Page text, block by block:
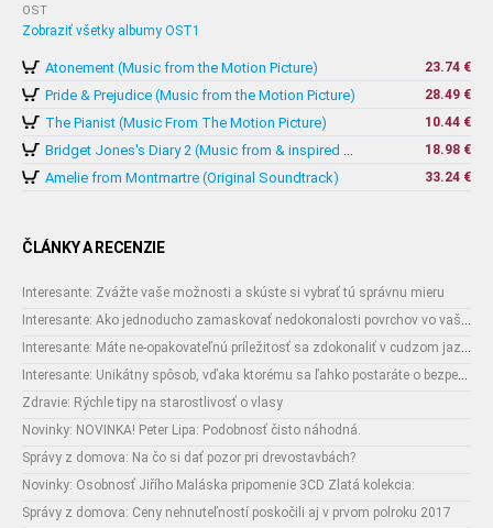
OST
Zobraziť všetky albumy OST1
Atonement (Music from the Motion Picture) 23.74 €
Pride & Prejudice (Music from the Motion Picture) 28.49 €
The Pianist (Music From The Motion Picture)
10.44 €
Bridget Jones's Diary 2 (Music from & inspired by The Motion Picture)
18.98 €
Amelie from Montmartre (Original Soundtrack) 33.24 €
ČLÁNKY A RECENZIE
Interesante: Zvážte vaše možnosti a skúste si vybrať tú správnu mieru
Interesante: Ako jednoducho zamaskovať nedokonalosti povrchov vo vašom interiéri
Interesante: Máte ne-opakovateľnú príležitosť sa zdokonaliť v cudzom jazyku
Interesante: Unikátny spôsob, vďaka ktorému sa ľahko postaráte o bezpečnosť vašich zásielok
Zdravie: Rýchle tipy na starostlivosť o vlasy
Novinky: NOVINKA! Peter Lipa: Podobnosť čisto náhodná.
Správy z domova: Na čo si dať pozor pri drevostavbách?
Novinky: Osobnosť Jiřího Maláska pripomenie 3CD Zlatá kolekcia:
Správy z domova: Ceny nehnuteľností poskočili aj v prvom polroku 2017